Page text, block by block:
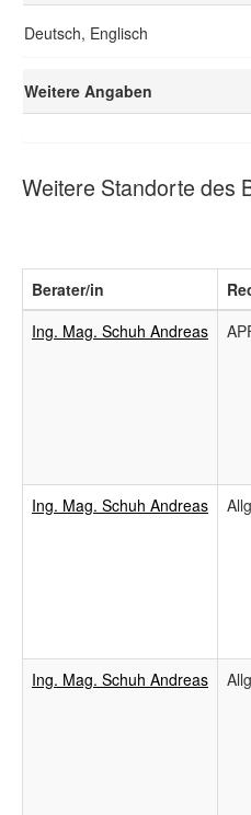
Deutsch, Englisch
Weitere Angaben
Weitere Standorte des
Berater/in
Ing. Mag. Schuh Andreas
Ing. Mag. Schuh Andreas
Ing. Mag. Schuh Andreas